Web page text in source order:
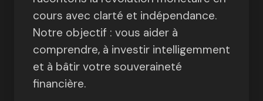
cours avec clarté et indépendance.
Notre objectif : vous aider à
comprendre, à investir intelligemment
et à bâtir votre souveraineté
financière.